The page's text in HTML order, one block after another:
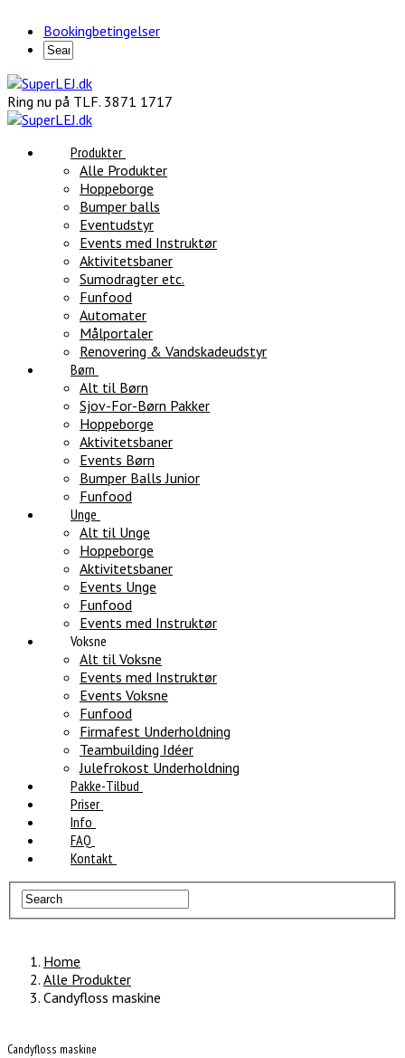
Bookingbetingelser
Ring nu på TLF. 3871 1717
Produkter
Alle Produkter
Hoppeborge
Bumper balls
Eventudstyr
Events med Instruktør
Aktivitetsbaner
Sumodragter etc.
Funfood
Automater
Målportaler
Renovering & Vandskadeudstyr
Børn
Alt til Børn
Sjov-For-Børn Pakker
Hoppeborge
Aktivitetsbaner
Events Børn
Bumper Balls Junior
Funfood
Unge
Alt til Unge
Hoppeborge
Aktivitetsbaner
Events Unge
Funfood
Events med Instruktør
Voksne
Alt til Voksne
Events med Instruktør
Events Voksne
Funfood
Firmafest Underholdning
Teambuilding Idéer
Julefrokost Underholdning
Pakke-Tilbud
Priser
Info
FAQ
Kontakt
Home
Alle Produkter
Candyfloss maskine
Candyfloss maskine